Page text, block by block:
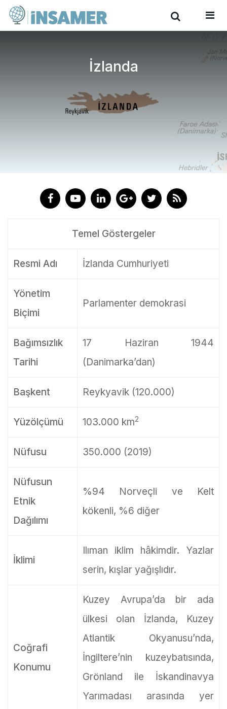
İzlanda
Temel Göstergeler
Resmi Adı İzlanda Cumhuriyeti
Yönetim
Biçimi
Parlamenter demokrasi
Bağımsızlık
Tarihi
17 Haziran 1944
(Danimarka’dan)
Başkent Reykyavik (120.000)
Yüzölçümü 103.000 km2
Nüfusu 350.000 (2019)
Nüfusun
Etnik
Dağılımı
%94 Norveçli ve Kelt
kökenli, %6 diğer
İklimi
Ilıman iklim hâkimdir. Yazlar
serin, kışlar yağışlıdır.
Coğrafi
Konumu
Kuzey Avrupa’da bir ada
ülkesi olan İzlanda, Kuzey
Atlantik Okyanusu’nda,
İngiltere’nin kuzeybatısında,
Grönland ile İskandinavya
Yarımadası arasında yer